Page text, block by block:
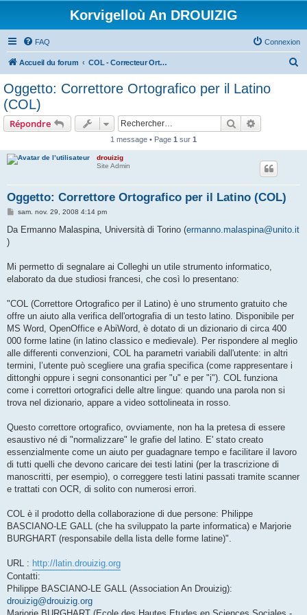
Korvigelloù An DROUIZIG
FAQ Connexion
Accueil du forum COL - Correcteur Orthographique Latin - Latin Spell Checker
Oggetto: Correttore Ortografico per il Latino
(COL)
Répondre Rechercher
1 message • Page 1 sur 1
drouizig
Site Admin
Oggetto: Correttore Ortografico per il Latino (COL)
M
s
sam. nov. 29, 2008 4:14 pm
Da Ermanno Malaspina, Università di Torino (ermanno.malaspina@unito.it
)
Mi permetto di segnalare ai Colleghi un utile strumento informatico,
elaborato da due studiosi francesi, che così lo presentano:
"COL (Correttore Ortografico per il Latino) è uno strumento gratuito che
offre un aiuto alla verifica dell'ortografia di un testo latino. Disponibile per
MS Word, OpenOffice e AbiWord, è dotato di un dizionario di circa 400
000 forme latine (in latino classico e medievale). Per rispondere al meglio
alle differenti convenzioni, COL ha parametri variabili dall'utente: in altri
termini, l’utente può scegliere una grafia specifica (come rappresentare i
dittonghi oppure i segni consonantici per "u" e per "i"). COL funziona
come i correttori ortografici delle altre lingue: quando una parola non si
trova nel dizionario, appare a video sottolineata in rosso.
Questo correttore ortografico, ovviamente, non ha la pretesa di essere
esaustivo né di "normalizzare" le grafie del latino. E' stato creato
essenzialmente come un aiuto per guadagnare tempo e facilitare il lavoro
di tutti quelli che devono caricare dei testi latini (per la trascrizione di
manoscritti, per esempio), o correggere testi latini passati tramite scanner
e trattati con OCR, di solito con numerosi errori.
COL è il prodotto della collaborazione di due persone: Philippe
BASCIANO-LE GALL (che ha sviluppato la parte informatica) e Marjorie
BURGHART (responsabile della lista delle forme latine)".
URL : http://latin.drouizig.org
Contatti:
Philippe BASCIANO-LE GALL (Association An Drouizig):
drouizig@drouizig.org